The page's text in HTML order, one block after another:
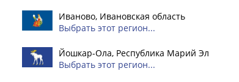
Иваново, Ивановская область
Выбрать этот регион...
Йошкар-Ола, Республика Марий Эл
Выбрать этот регион...